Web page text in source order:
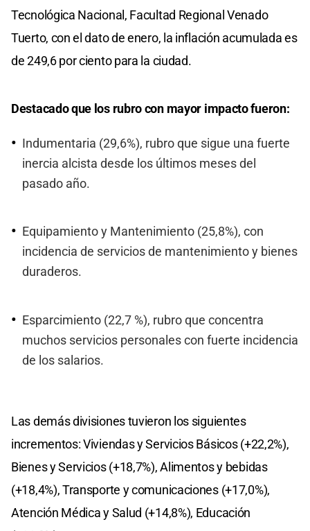
Tecnológica Nacional, Facultad Regional Venado
Tuerto, con el dato de enero, la inflación acumulada es
de 249,6 por ciento para la ciudad.
Destacado que los rubro con mayor impacto fueron:
Indumentaria (29,6%), rubro que sigue una fuerte
inercia alcista desde los últimos meses del
pasado año.
Equipamiento y Mantenimiento (25,8%), con
incidencia de servicios de mantenimiento y bienes
duraderos.
Esparcimiento (22,7 %), rubro que concentra
muchos servicios personales con fuerte incidencia
de los salarios.
Las demás divisiones tuvieron los siguientes
incrementos: Viviendas y Servicios Básicos (+22,2%),
Bienes y Servicios (+18,7%), Alimentos y bebidas
(+18,4%), Transporte y comunicaciones (+17,0%),
Atención Médica y Salud (+14,8%), Educación